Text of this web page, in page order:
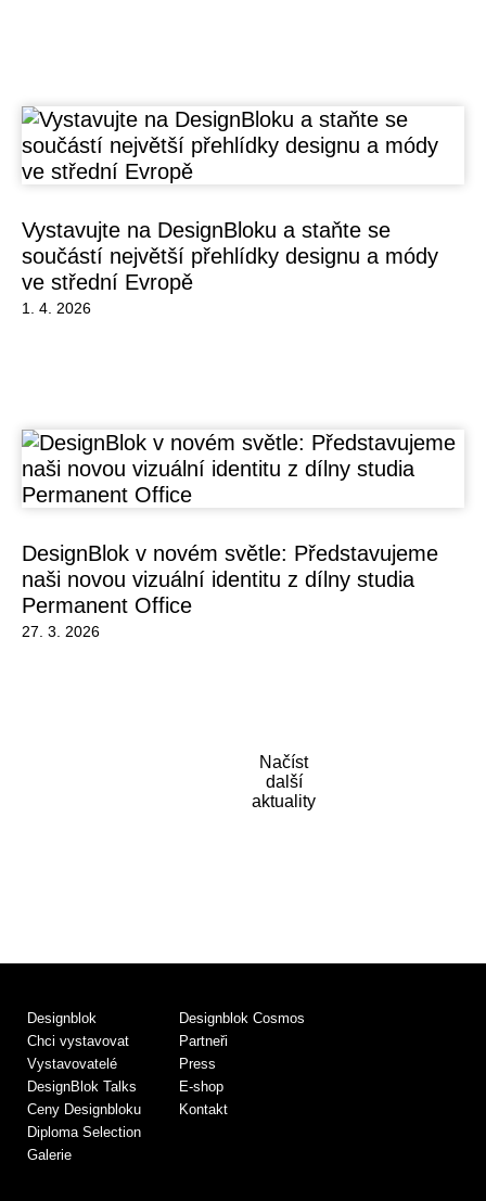
Vystavujte na DesignBloku a staňte se
součástí největší přehlídky designu a módy
ve střední Evropě
1. 4. 2026
DesignBlok v novém světle: Představujeme
naši novou vizuální identitu z dílny studia
Permanent Office
27. 3. 2026
Načíst
další
aktuality
Designblok
Chci vystavovat
Vystavovatelé
DesignBlok Talks
Ceny Designbloku
Diploma Selection
Galerie
Designblok Cosmos
Partneři
Press
E-shop
Kontakt